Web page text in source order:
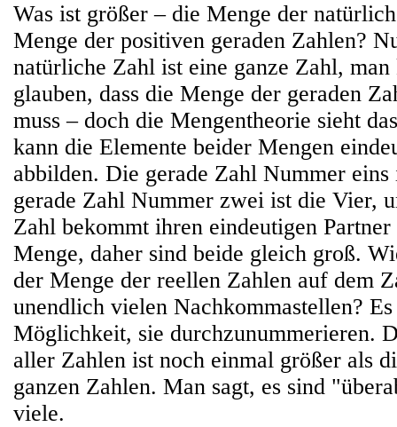
Was ist größer – die Menge der
Menge der positiven geraden Zahlen?
natürliche Zahl ist eine ganze Zahl, man
glauben, dass die Menge der geraden
muss – doch die Mengentheorie sieht
kann die Elemente beider Mengen
abbilden. Die gerade Zahl Nummer
gerade Zahl Nummer zwei ist die Vier,
Zahl bekommt ihren eindeutigen Partner
Menge, daher sind beide gleich groß.
der Menge der reellen Zahlen auf dem
unendlich vielen Nachkommastellen?
Möglichkeit, sie durchzunummerieren.
aller Zahlen ist noch einmal größer als
ganzen Zahlen. Man sagt, es sind
viele.